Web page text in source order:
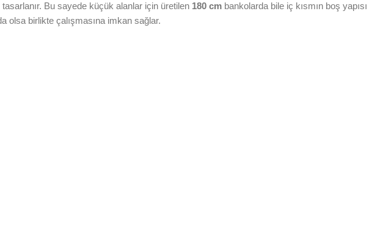
Bu sayede küçük alanlar için üretilen 180 cm bankolarda bile iç kısmın boş yapısı
olsa birlikte çalışmasına imkan sağlar.